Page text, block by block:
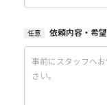
任意 依頼内容・希望